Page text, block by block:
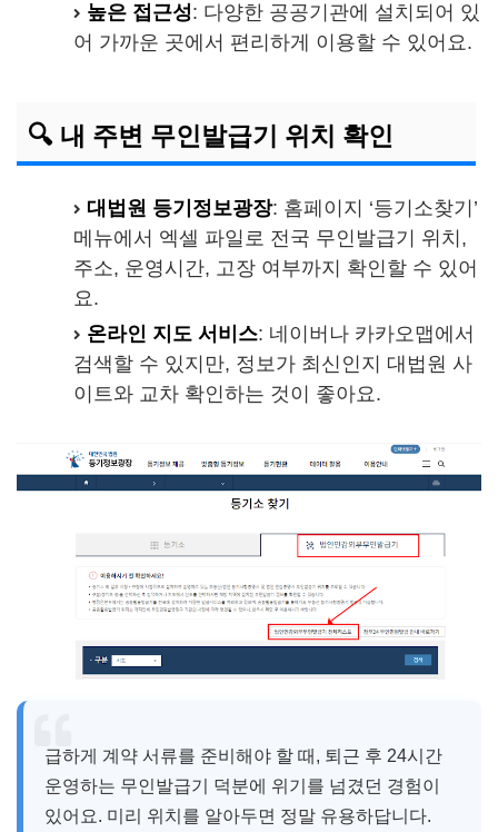
높은 접근성: 다양한 공공기관에 설치되어 있
어 가까운 곳에서 편리하게 이용할 수 있어요.
🔍 내 주변 무인발급기 위치 확인
대법원 등기정보광장: 홈페이지 ‘등기소찾기’
메뉴에서 엑셀 파일로 전국 무인발급기 위치,
주소, 운영시간, 고장 여부까지 확인할 수 있어
요.
온라인 지도 서비스: 네이버나 카카오맵에서
검색할 수 있지만, 정보가 최신인지 대법원 사
이트와 교차 확인하는 것이 좋아요.
급하게 계약 서류를 준비해야 할 때, 퇴근 후 24시간
운영하는 무인발급기 덕분에 위기를 넘겼던 경험이
있어요. 미리 위치를 알아두면 정말 유용하답니다.